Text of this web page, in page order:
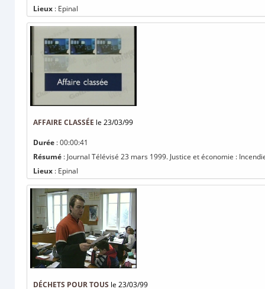
Lieux : Epinal
AFFAIRE CLASSÉE le 23/03/99
Durée : 00:00:41
Résumé : Journal Télévisé 23 mars 1999. Justice et économie :
Lieux : Epinal
DÉCHETS POUR TOUS le 23/03/99